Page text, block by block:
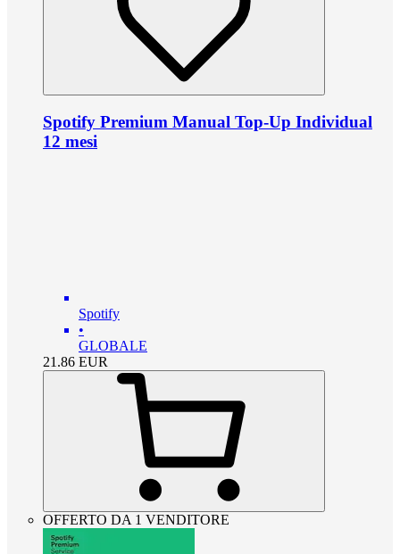
Spotify Premium Manual Top-Up Individual
12 mesi
Spotify
•
GLOBALE
21.86 EUR
OFFERTO DA 1 VENDITORE